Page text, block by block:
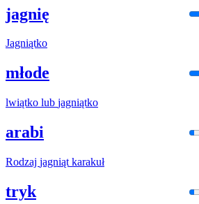
jagnię
Jagniątko
młode
lwiątko lub jagniątko
arabi
Rodzaj jagniąt karakuł
tryk